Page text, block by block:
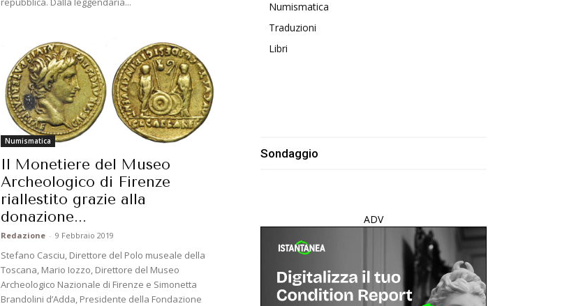
Numismatica
Il Monetiere del Museo
Archeologico di Firenze
riallestito grazie alla
donazione...
Redazione - 9 Febbraio 2019
Stefano Casciu, Direttore del Polo museale della
Toscana, Mario Iozzo, Direttore del Museo
Archeologico Nazionale di Firenze e Simonetta
Brandolini d’Adda, Presidente della Fondazione
Numismatica
Traduzioni
Libri
Sondaggio
ADV